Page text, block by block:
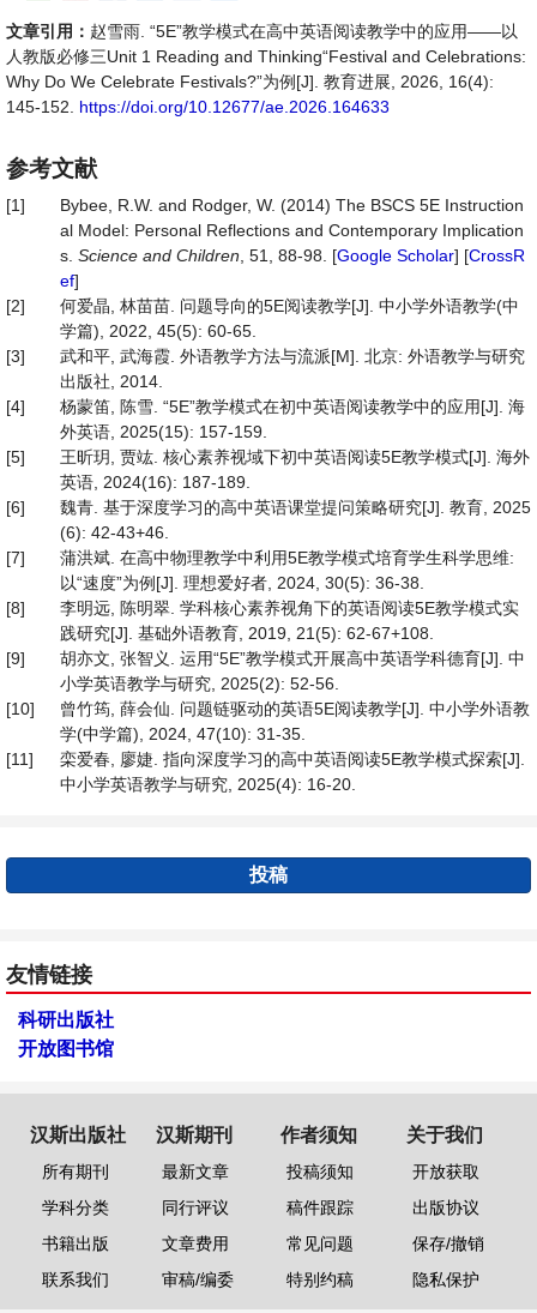
文章引用： 赵雪雨. “5E”教学模式在高中英语阅读教学中的应用——以
人教版必修三Unit 1 Reading and Thinking“Festival and Celebrations:
Why Do We Celebrate Festivals?”为例[J]. 教育进展, 2026, 16(4):
145-152. https://doi.org/10.12677/ae.2026.164633
参考文献
[1]
Bybee, R.W. and Rodger, W. (2014) The BSCS 5E Instruction
al Model: Personal Reflections and Contemporary Implication
s. Science and Children , 51, 88-98. [Google Scholar] [CrossR
ef]
[2]
何爱晶, 林苗苗. 问题导向的5E阅读教学[J]. 中小学外语教学(中
学篇), 2022, 45(5): 60-65.
[3]
武和平, 武海霞. 外语教学方法与流派[M]. 北京: 外语教学与研究
出版社, 2014.
[4]
杨蒙笛, 陈雪. “5E”教学模式在初中英语阅读教学中的应用[J]. 海
外英语, 2025(15): 157-159.
[5]
王昕玥, 贾竑. 核心素养视域下初中英语阅读5E教学模式[J]. 海外
英语, 2024(16): 187-189.
[6]
魏青. 基于深度学习的高中英语课堂提问策略研究[J]. 教育, 2025
(6): 42-43+46.
[7]
蒲洪斌. 在高中物理教学中利用5E教学模式培育学生科学思维:
以“速度”为例[J]. 理想爱好者, 2024, 30(5): 36-38.
[8]
李明远, 陈明翠. 学科核心素养视角下的英语阅读5E教学模式实
践研究[J]. 基础外语教育, 2019, 21(5): 62-67+108.
[9]
胡亦文, 张智义. 运用“5E”教学模式开展高中英语学科德育[J]. 中
小学英语教学与研究, 2025(2): 52-56.
[10]
曾竹筠, 薛会仙. 问题链驱动的英语5E阅读教学[J]. 中小学外语教
学(中学篇), 2024, 47(10): 31-35.
[11]
栾爱春, 廖婕. 指向深度学习的高中英语阅读5E教学模式探索[J].
中小学英语教学与研究, 2025(4): 16-20.
投稿
友情链接
科研出版社
开放图书馆
汉斯出版社
所有期刊
学科分类
书籍出版
联系我们
汉斯期刊
最新文章
同行评议
文章费用
审稿/编委
作者须知
投稿须知
稿件跟踪
常见问题
特别约稿
关于我们
开放获取
出版协议
保存/撤销
隐私保护